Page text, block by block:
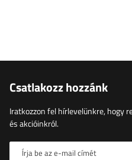
Csatlakozz hozzánk
Iratkozzon fel hírlevelünkre, hogy
és akcióinkról.
Írja be az e-mail címét